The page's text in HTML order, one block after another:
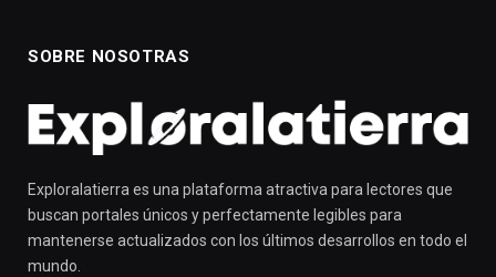
SOBRE NOSOTRAS
Exploralatierra es una plataforma atractiva para lectores que
buscan portales únicos y perfectamente legibles para
mantenerse actualizados con los últimos desarrollos en todo el
mundo.